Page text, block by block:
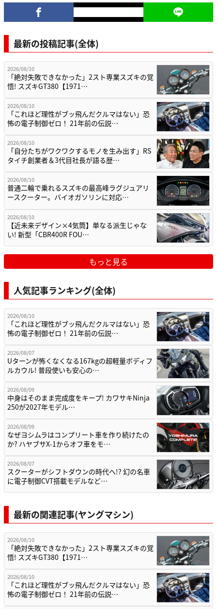
最新の投稿記事(全体)
2026/08/10
「絶対失敗できなかった」2スト専業スズキの覚
悟! スズキGT380【1971…
2026/08/10
「これほど理性がブッ飛んだクルマはない」恐
怖の電子制御ゼロ！ 21年前の伝説…
2026/08/10
「自分たちがワクワクするモノを生み出す」RS
タイチ創業者＆3代目社長が語る歴…
2026/08/10
普通二輪で乗れるスズキの最高峰ラグジュアリ
ースクーター。バイオガソリンに対応…
2026/08/10
【近未来デザイン×4気筒】単なる派生じゃな
い! 新型「CBR400R FOU…
もっと見る
人気記事ランキング(全体)
2026/08/10
「これほど理性がブッ飛んだクルマはない」恐
怖の電子制御ゼロ！ 21年前の伝説…
2026/08/07
Uターンが怖くなくなる167kgの超軽量ボディフ
ルカウル! 普段使いも安心の…
2026/08/09
中身はそのまま完成度をキープ! カワサキNinja
250が2027年モデル…
2026/08/09
なぜヨシムラはコンプリート車を作り続けたの
か? ハヤブサX-1からオフ車をモ…
2026/08/07
スクーターがシフトダウンの時代へ!? 幻の名車
に電子制御CVT搭載モデルなど…
最新の関連記事(ヤングマシン)
2026/08/10
「絶対失敗できなかった」2スト専業スズキの覚
悟! スズキGT380【1971…
2026/08/10
「これほど理性がブッ飛んだクルマはない」恐
怖の電子制御ゼロ！ 21年前の伝説…